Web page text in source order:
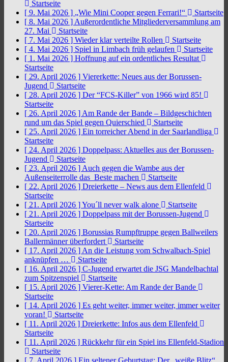
Startseite
[ 9. Mai 2026 ] „Wie Mini Cooper gegen Ferrari!“
Startseite
[ 8. Mai 2026 ] Außerordentliche Mitgliederversammlung am
27. Mai
Startseite
[ 7. Mai 2026 ] Wieder klar verteilte Rollen
Startseite
[ 4. Mai 2026 ] Spiel in Limbach früh gelaufen
Startseite
[ 1. Mai 2026 ] Hoffnung auf ein ordentliches Resultat
Startseite
[ 29. April 2026 ] Viererkette: Neues aus der Borussen-
Jugend
Startseite
[ 28. April 2026 ] Der “FCS-Killer” von 1966 wird 85!
Startseite
[ 26. April 2026 ] Am Rande der Bande – Bildgeschichten
rund um das Spiel gegen Quierschied
Startseite
[ 25. April 2026 ] Ein torreicher Abend in der Saarlandliga
Startseite
[ 24. April 2026 ] Doppelpass: Aktuelles aus der Borussen-
Jugend
Startseite
[ 23. April 2026 ] Auch gegen die Wambe aus der
Außenseiterrolle das Beste machen
Startseite
[ 22. April 2026 ] Dreierkette – News aus dem Ellenfeld
Startseite
[ 21. April 2026 ]You´ll never walk alone
Startseite
[ 21. April 2026 ] Doppelpass mit der Borussen-Jugend
Startseite
[ 20. April 2026 ] Borussias Rumpftruppe gegen Ballweilers
Ballermänner überfordert
Startseite
[ 17. April 2026 ] An die Leistung vom Schwalbach-Spiel
anknüpfen …
Startseite
[ 16. April 2026 ] C-Jugend erwartet die JSG Mandelbachtal
zum Spitzenspiel
Startseite
[ 15. April 2026 ] Vierer-Kette: Am Rande der Bande
Startseite
[ 14. April 2026 ] Es geht weiter, immer weiter, immer weiter
voran!
Startseite
[ 11. April 2026 ] Dreierkette: Infos aus dem Ellenfeld
Startseite
[ 11. April 2026 ] Rückkehr für ein Spiel ins Ellenfeld-Stadion
Startseite
[ 7. April 2026 ] Ein seltener Geburtstag: Der „weiße Blitz“